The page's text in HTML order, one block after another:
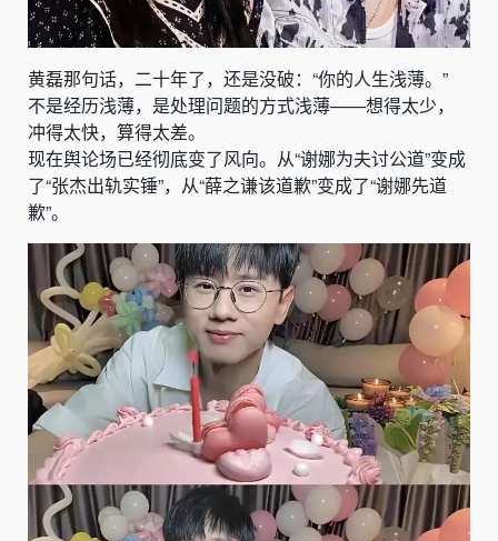
黄磊那句话，二十年了，还是没破：“你的人生浅薄。”
不是经历浅薄，是处理问题的方式浅薄——想得太少，
冲得太快，算得太差。
现在舆论场已经彻底变了风向。从“谢娜为夫讨公道”变成
了“张杰出轨实锤”，从“薛之谦该道歉”变成了“谢娜先道
歉”。